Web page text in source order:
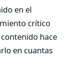
en el
crítico
hace
en cuantas